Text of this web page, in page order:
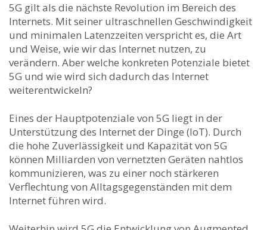
5G gilt als die nächste Revolution im Bereich des
⁣Internets. Mit seiner ultraschnellen Geschwindigkeit
und minimalen Latenzzeiten verspricht ⁤es, die Art
⁣und⁤ Weise, wie wir das ‍Internet nutzen, zu
verändern. Aber welche konkreten Potenziale bietet‍
5G und wie wird sich dadurch‍ das Internet‍
weiterentwickeln?
Eines der Hauptpotenziale‌ von 5G liegt in der
Unterstützung ‌des Internet ​der Dinge (IoT). Durch
die hohe Zuverlässigkeit und Kapazität von 5G
können Milliarden von vernetzten Geräten nahtlos
kommunizieren, was zu einer ‌noch stärkeren‌
Verflechtung von Alltagsgegenständen ‌mit dem‍
Internet ‍führen ⁤wird.